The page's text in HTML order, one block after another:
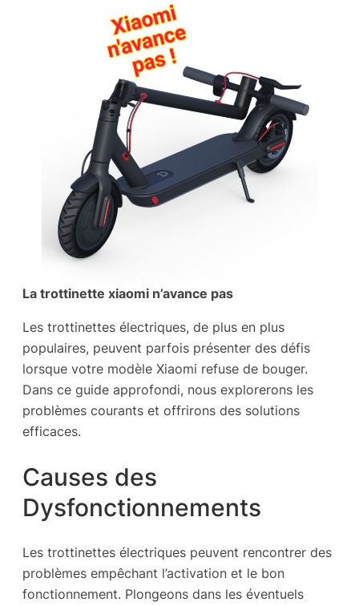
La trottinette xiaomi n’avance pas
Les trottinettes électriques, de plus en plus
populaires, peuvent parfois présenter des défis
lorsque votre modèle Xiaomi refuse de bouger.
Dans ce guide approfondi, nous explorerons les
problèmes courants et offrirons des solutions
efficaces.
Causes des
Dysfonctionnements
Les trottinettes électriques peuvent rencontrer des
problèmes empêchant l’activation et le bon
fonctionnement. Plongeons dans les éventuels